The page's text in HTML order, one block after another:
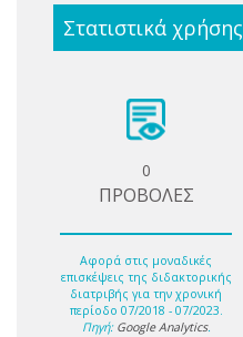
Στατιστικά χρήσης
0
ΠΡΟΒΟΛΕΣ
Αφορά στις μοναδικές
επισκέψεις της διδακτορικής
διατριβής για την χρονική
περίοδο 07/2018 - 07/2023.
Πηγή: Google Analytics.